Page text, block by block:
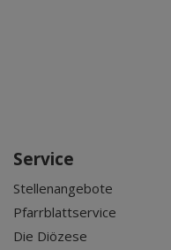
Service
Stellenangebote
Pfarrblattservice
Die Diözese